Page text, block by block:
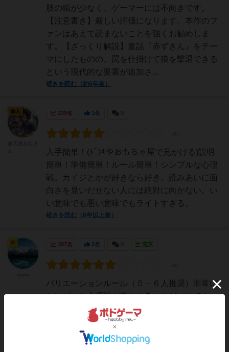
肢の幅が少なく、ゲーマーには不向きです。
【注意書き】厳しい評価になります。本作のフ
ァンはあえて読まないことを強くお勧めしま
す。【ざっくり解説】童話『赤ずきん』をテー
マにしたものの、罠を仕掛けて狼を撃退できる
という現代的な要素が追加さ...
続きを読む（約6年前）
229名 1名
入手簡単！(ﾄﾞﾝｷやおもちゃ屋で見かける)説明
簡単！準備簡単！ルール簡単！シンプルな心理
戦。カイジとかが好きなら好き。読みあいに面
白さを見いだせない人には絶対に向かない。い
い意味でも悪い意味でもライトすぎる。
続きを読む（6年以上前）
仙人
387名 2名 充実
バリエーションルール（５－６人推奨）非常に
シンプルな心理戦が楽しめるこのゲームです
が、複数のプレイヤーが結託してオオカミと対
峙する状況が生じる（ゲーム後半の戦略として
必要なことが多いですが）ことに違和感を覚え
る方もいます。この間のプレイで追加のルール
神